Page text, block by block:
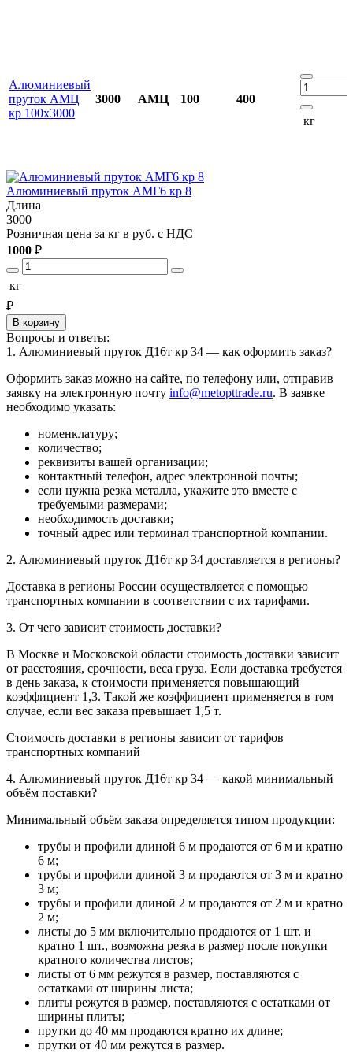
Алюминиевый
пруток АМЦ
кр 100х3000
3000 АМЦ 100
400
кг
Алюминиевый пруток АМГ6 кр 8
Длина
3000
Розничная цена за кг в руб. с НДС
1000 ₽
кг
₽
В корзину
Вопросы и ответы:
1. Алюминиевый пруток Д16т кр 34 — как оформить заказ?
Оформить заказ можно на сайте, по телефону или, отправив
заявку на электронную почту info@metopttrade.ru. В заявке
необходимо указать:
номенклатуру;
количество;
реквизиты вашей организации;
контактный телефон, адрес электронной почты;
если нужна резка металла, укажите это вместе с
требуемыми размерами;
необходимость доставки;
точный адрес или терминал транспортной компании.
2. Алюминиевый пруток Д16т кр 34 доставляется в регионы?
Доставка в регионы России осуществляется с помощью
транспортных компании в соответствии с их тарифами.
3. От чего зависит стоимость доставки?
В Москве и Московской области стоимость доставки зависит
от расстояния, срочности, веса груза. Если доставка требуется
в день заказа, к стоимости применяется повышающий
коэффициент 1,3. Такой же коэффициент применяется в том
случае, если вес заказа превышает 1,5 т.
Стоимость доставки в регионы зависит от тарифов
транспортных компаний
4. Алюминиевый пруток Д16т кр 34 — какой минимальный
объём поставки?
Минимальный объём заказа определяется типом продукции:
трубы и профили длиной 6 м продаются от 6 м и кратно
6 м;
трубы и профили длиной 3 м продаются от 3 м и кратно
3 м;
трубы и профили длиной 2 м продаются от 2 м и кратно
2 м;
листы до 5 мм включительно продаются от 1 шт. и
кратно 1 шт., возможна резка в размер после покупки
кратного количества листов;
листы от 6 мм режутся в размер, поставляются с
остатками от ширины листа;
плиты режутся в размер, поставляются с остатками от
ширины плиты;
прутки до 40 мм продаются кратно их длине;
прутки от 40 мм режутся в размер.